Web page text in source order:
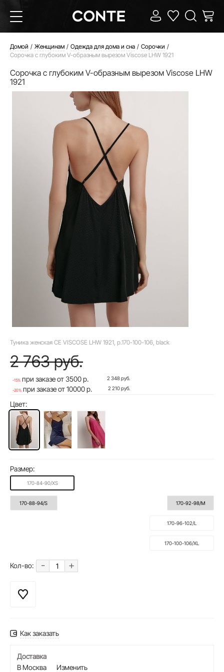
Домой Женщинам Одежда для дома и сна
Сорочки
Сорочка с глубоким V-образным вырезом Viscose LHW 1921
Сорочка с глубоким V-образным вырезом Viscose LHW
1921
Туника женская CE VISCOSE LHW 1921, р.170-100-106, black
2 763 руб.
-15% при заказе от 3500 р. 2 348 руб.
-20% при заказе от 10000 р. 2 210 руб.
Цвет:
Размер:
170-84-90/XS
170-88-94/S 170-92-98/M
170-96-102/L
170-100-106/XL
Кол-во: - +
Как заказать
Доставка
В Москва
Изменить